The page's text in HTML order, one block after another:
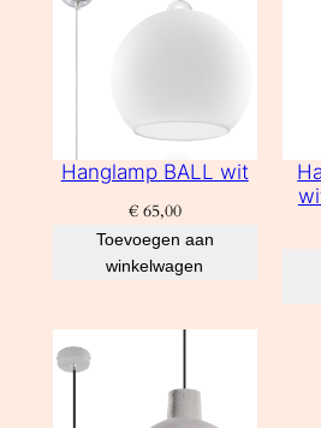
Hanglamp BALL wit
€65,00
Toevoegen aan
winkelwagen